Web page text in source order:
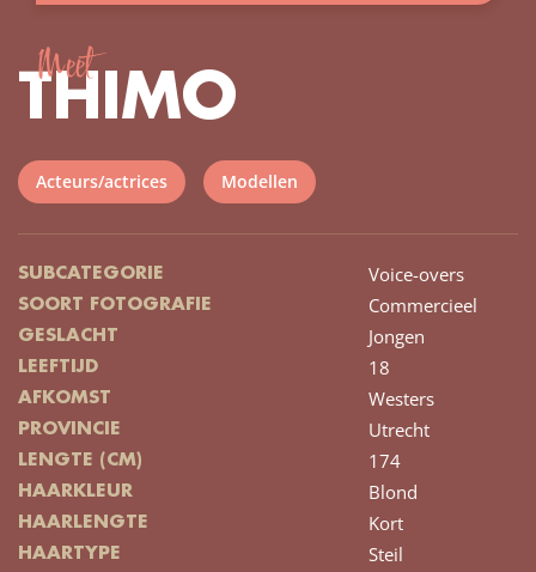
Meet
THIMO
Acteurs/actrices Modellen
SUBCATEGORIE Voice-overs
SOORT FOTOGRAFIE Commercieel
GESLACHT Jongen
LEEFTIJD 18
AFKOMST Westers
PROVINCIE Utrecht
LENGTE (CM) 174
HAARKLEUR Blond
HAARLENGTE Kort
HAARTYPE Steil